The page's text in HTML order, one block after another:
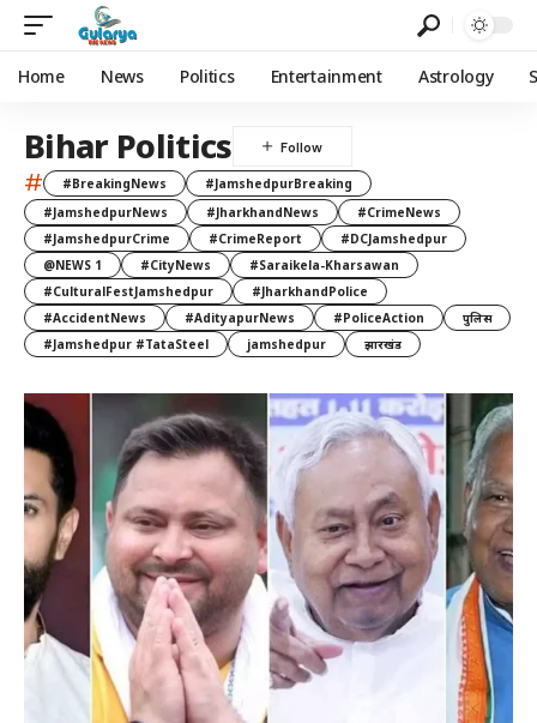
Home News Politics Entertainment Astrology
Bihar Politics
# #BreakingNews
#JamshedpurBreaking
#JamshedpurNews
#JharkhandNews
#CrimeNews
#JamshedpurCrime
#CrimeReport
#DCJamshedpur
@NEWS 1
#CityNews
#Saraikela-Kharsawan
#CulturalFestJamshedpur
#JharkhandPolice
#AccidentNews
#AdityapurNews #PoliceAction
पुलिस
#Jamshedpur #TataSteel
jamshedpur झारखंड